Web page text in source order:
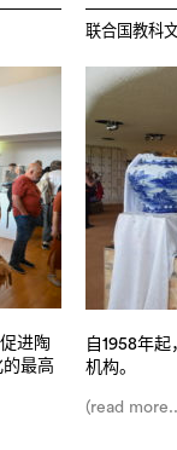
进陶
最高
联合国教科
自1958年
机构。
(read